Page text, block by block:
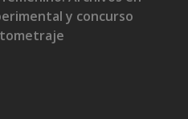
y concurso